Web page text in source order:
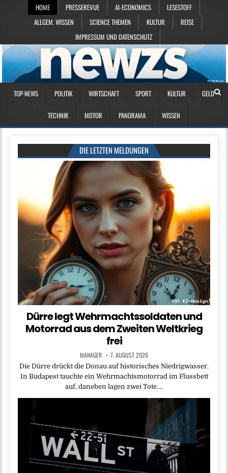
HOME PRESSEREVUE AI-ECONOMICS
LESESTOFF
ALLGEM. WISSEN
SCIENCE THEMEN KULTUR
REISE
IMPRESSUM UND DATENSCHUTZ
TOP-NEWS POLITIK WIRTSCHAFT SPORT KULTUR GELD
TECHNIK MOTOR PANORAMA WISSEN
DIE LETZTEN MELDUNGEN
Dürre legt Wehrmachtssoldaten und
Motorrad aus dem Zweiten Weltkrieg
frei
MANAGER 7. AUGUST 2026
Die Dürre drückt die Donau auf historisches Niedrigwasser.
In Budapest tauchte ein Wehrmachtsmotorrad im Flussbett
auf, daneben lagen zwei Tote….